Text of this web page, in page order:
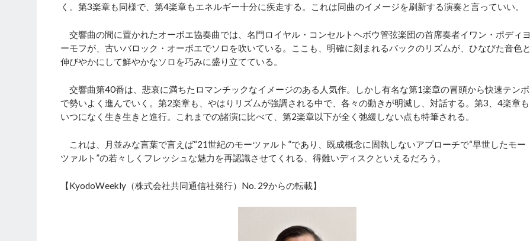
く。第3楽章も同様で、第4楽章もエネルギー十分に疾走する。これは同曲のイメージを刷新する演奏と言っていい。
交響曲の間に置かれたオーボエ協奏曲では、名門ロイヤル・コンセルトヘボウ管弦楽団の首席奏者イワン・ポディヨ
ーモフが、古いバロック・オーボエでソロを吹いている。ここも、明確に刻まれるバックのリズムが、ひなびた音色と
伸びやかにして鮮やかなソロを巧みに盛り立てている。
交響曲第40番は、悲哀に満ちたロマンチックなイメージのある人気作。しかし有名な第1楽章の冒頭から快速テンポ
で勢いよく進んでいく。第2楽章も、やはりリズムが強調される中で、各々の動きが明滅し、対話する。第3、4楽章も
いつになく生き生きと進行。これまでの諸演に比べて、第2楽章以下が全く弛緩しない点も特筆される。
これは、月並みな言葉で言えば“21世紀のモーツァルト”であり、既成概念に固執しないアプローチで“早世したモー
ツァルト”の若々しくフレッシュな魅力を再認識させてくれる、得難いディスクといえるだろう。
【KyodoWeekly（株式会社共同通信社発行）No. 29からの転載】